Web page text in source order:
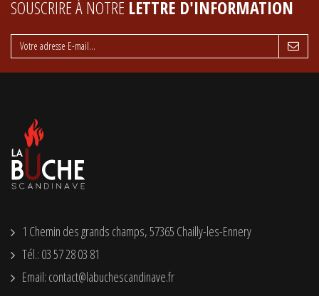
SOUSCRIRE À NOTRE LETTRE D'INFORMATION
1 Chemin des grands champs, 57365 Chailly-les-Ennery
Tél.: 03 57 28 03 81
Email: contact@labuchescandinave.fr